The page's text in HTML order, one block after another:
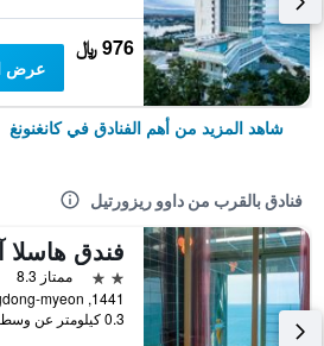
976 ﷼
عرض
شاهد المزيد من أهم الفنادق في كانغنونغ
فنادق بالقرب من داوو ريزورتيل
2 نجمتين
ممتاز 8.3
0.3 كيلومتر عن وسط المدينة